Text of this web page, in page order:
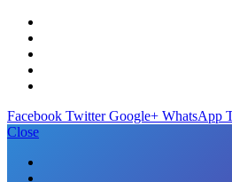
Facebook Twitter Google+ WhatsApp
Close